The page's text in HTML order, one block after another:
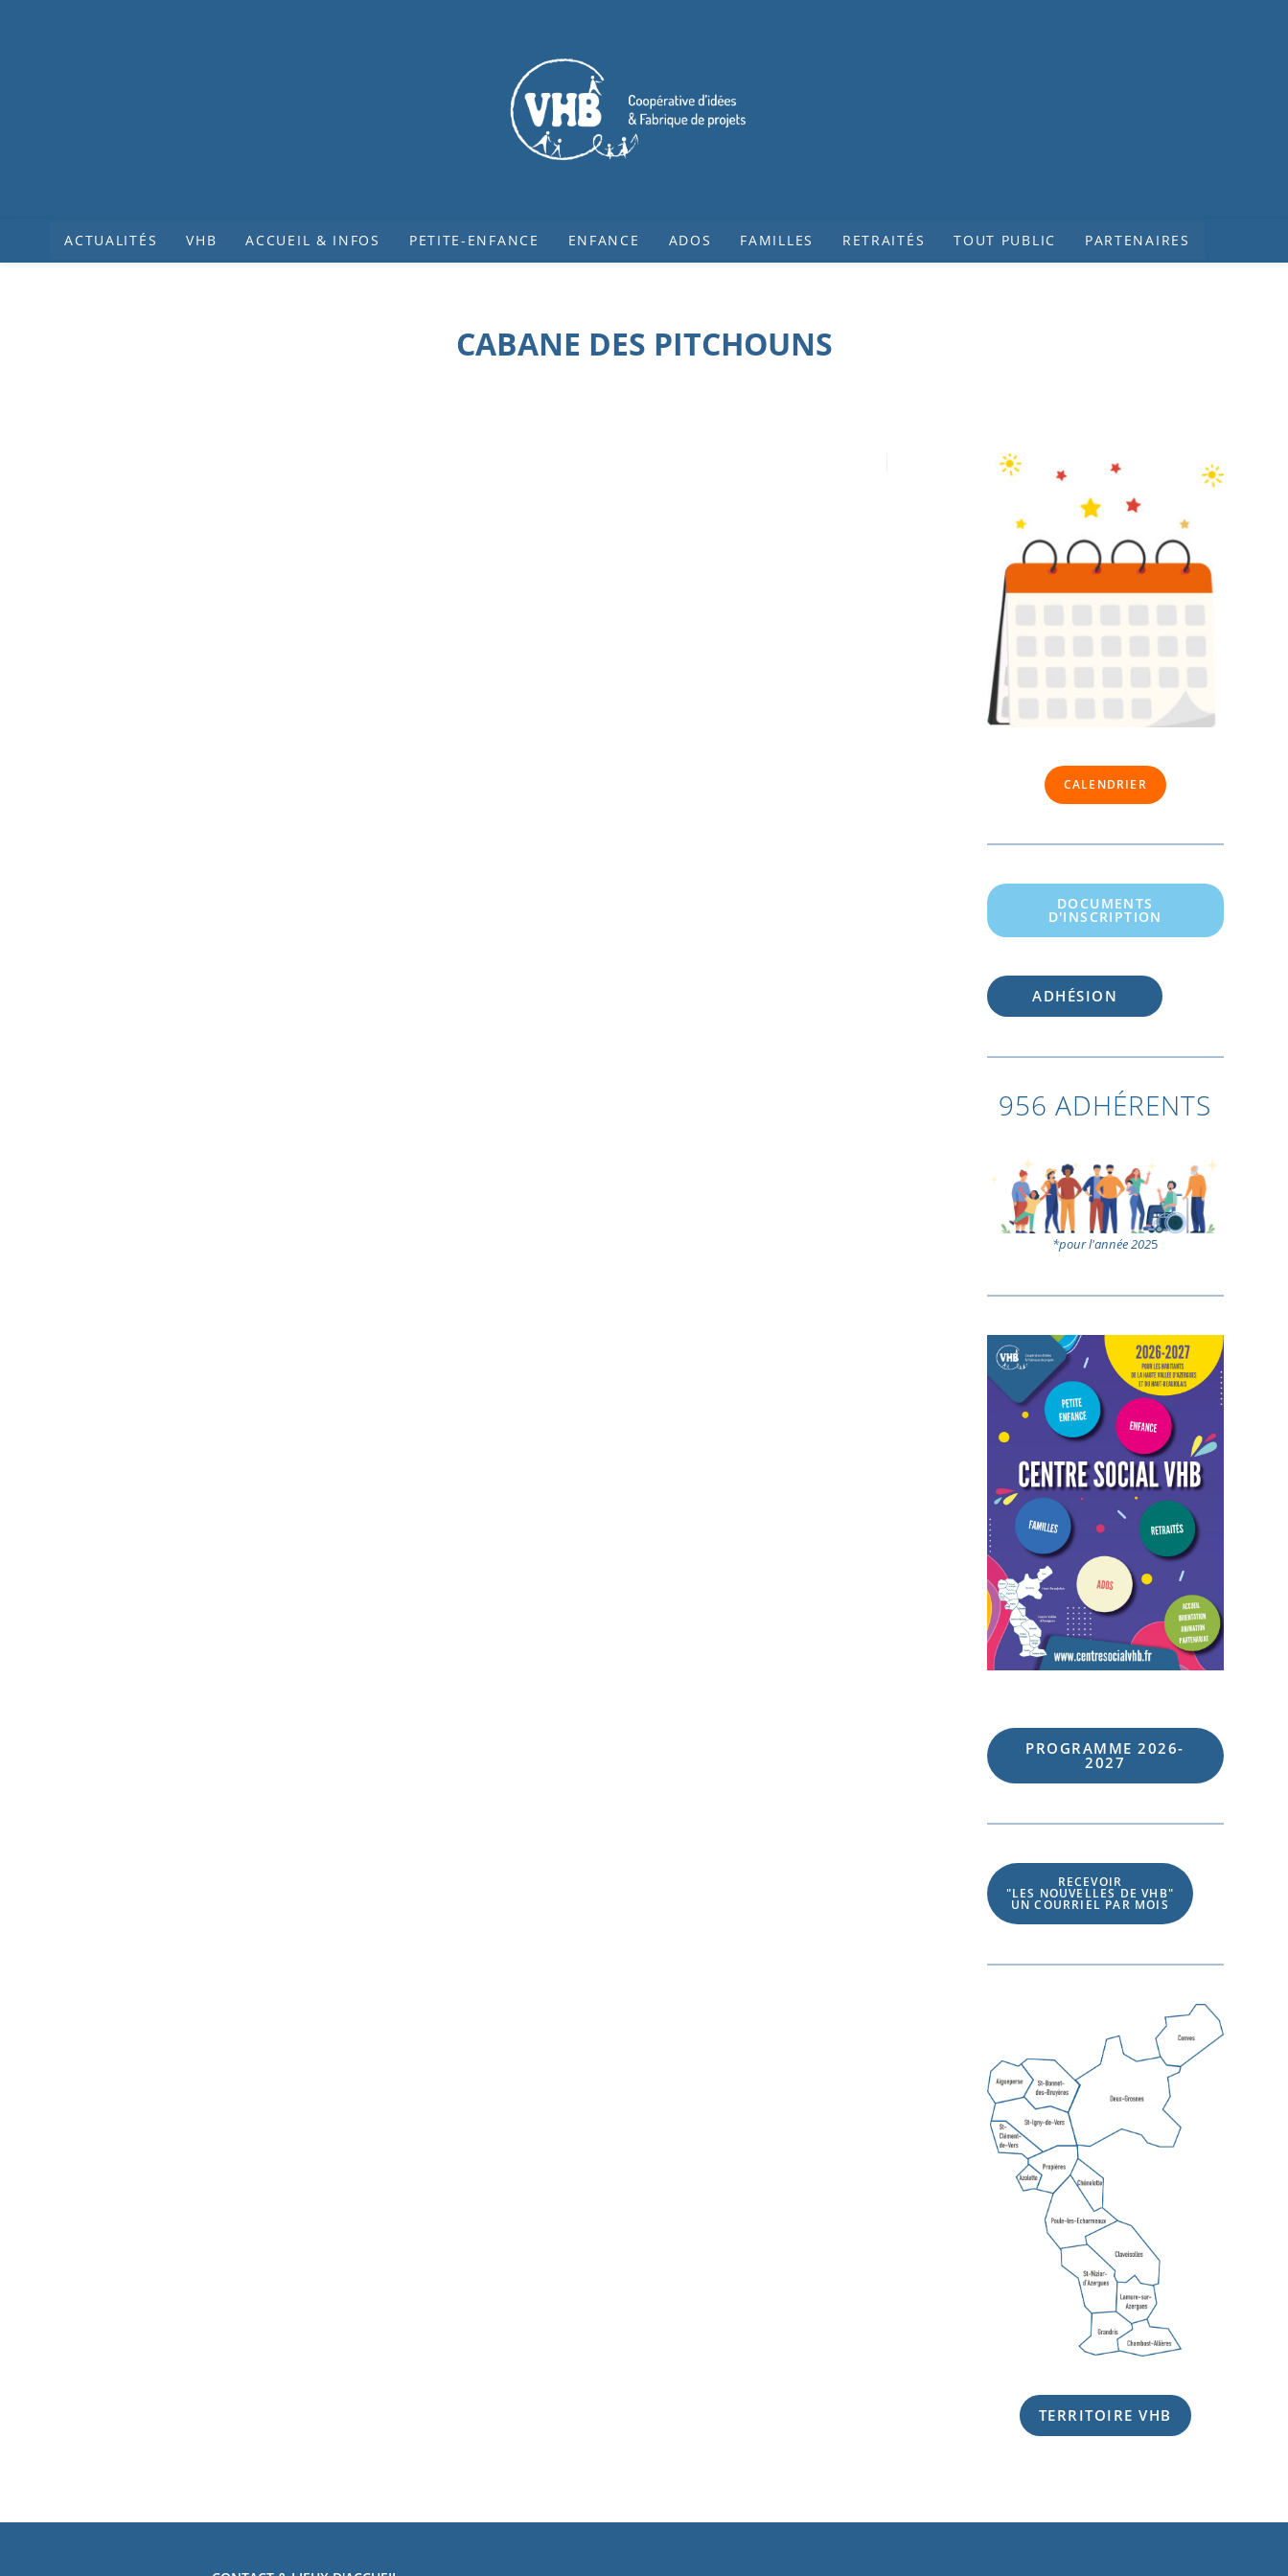
ACTUALITÉS VHB ACCUEIL & INFOS PETITE-ENFANCE ENFANCE ADOS FAMILLES RETRAITÉS TOUT PUBLIC PARTENAIRES
CABANE DES PITCHOUNS
CALENDRIER
DOCUMENTS
D'INSCRIPTION
ADHÉSION
956 ADHÉRENTS
*pour l'année 2025
PROGRAMME 2026-
2027
RECEVOIR
"LES NOUVELLES DE VHB"
UN COURRIEL PAR MOIS
TERRITOIRE VHB